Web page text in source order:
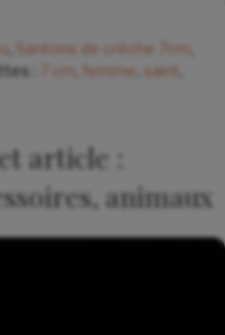
Santons de crèche 7cm
: femme saint
article :
animaux